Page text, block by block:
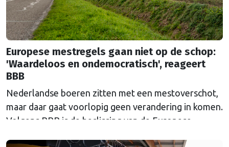
Europese mestregels gaan niet op de schop:
'Waardeloos en ondemocratisch', reageert
BBB
Nederlandse boeren zitten met een mestoverschot,
maar daar gaat voorlopig geen verandering in komen.
Volgens BBB is de beslissing van de Europese